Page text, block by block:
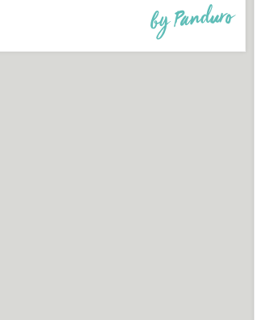
by Panduro